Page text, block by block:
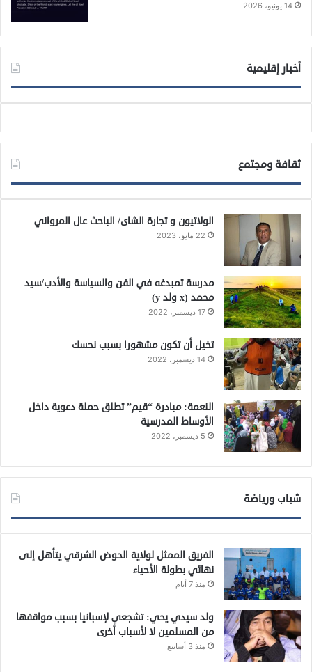
14 يونيو، 2026
أخبار إقليمية
ثقافة ومجتمع
الولاتيون و تجارة الشاى/ الباحث عال المرواني
22 مايو، 2023
مدرسة تمبدغه في الفن والسياسة والأدب/سيد
محمد (x ولد y)
17 ديسمبر، 2022
تخيل أن تكون مشهورا بسبب نحسك
14 ديسمبر، 2022
النعمة: مبادرة “قيم” تطلق حملة دعوية داخل
الأوساط المدرسية
5 ديسمبر، 2022
شباب ورياضة
الفريق الممثل لولاية الحوض الشرقي يتأهل إلى
نهائي بطولة الأحياء
منذ 7 أيام
ولد سيدي يحي: تشجعي لإسبانيا بسبب مواقفها
من المسلمين لا لأسباب أخرى
منذ 3 أسابيع